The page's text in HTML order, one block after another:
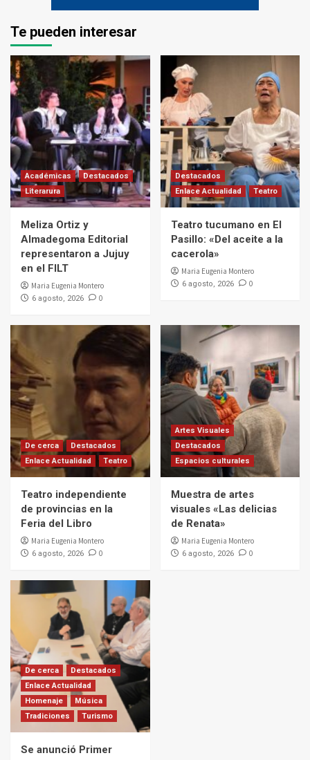
Te pueden interesar
Académicas
Destacados
Literarura
Meliza Ortiz y
Almadegoma Editorial
representaron a Jujuy
en el FILT
Maria Eugenia Montero
6 agosto, 2026 0
Destacados
Enlace Actualidad
Teatro
Teatro tucumano en El
Pasillo: «Del aceite a la
cacerola»
Maria Eugenia Montero
6 agosto, 2026 0
De cerca
Destacados
Enlace Actualidad
Teatro
Teatro independiente
de provincias en la
Feria del Libro
Maria Eugenia Montero
6 agosto, 2026 0
Artes Visuales
Destacados
Espacios culturales
Muestra de artes
visuales «Las delicias
de Renata»
Maria Eugenia Montero
6 agosto, 2026 0
De cerca
Destacados
Enlace Actualidad
Homenaje
Música
Tradiciones
Turismo
Se anunció Primer